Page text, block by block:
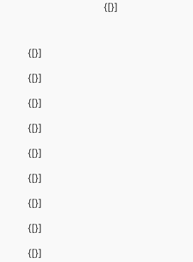
{[}]
{[}]
{[}]
{[}]
{[}]
{[}]
{[}]
{[}]
{[}]
{[}]